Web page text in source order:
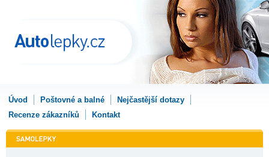
Úvod Poštovné a balné
Nejčastější dotazy
Recenze zákazníků
Kontakt